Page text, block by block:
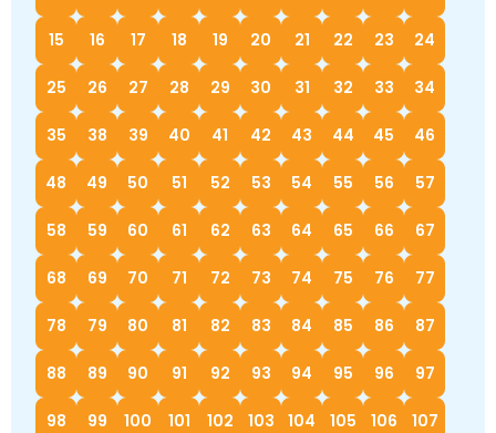
15 16 17 18 19 20 21 22 23 24
25 26 27 28 29 30 31 32 33 34
35 38 39 40 41 42 43 44 45 46
48 49 50 51 52 53 54 55 56 57
58 59 60 61 62 63 64 65 66 67
68 69 70 71 72 73 74 75 76 77
78 79 80 81 82 83 84 85 86 87
88 89 90 91 92 93 94 95 96 97
98 99 100 101 102 103 104 105 106 107